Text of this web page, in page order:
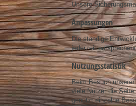
Unsere
Anpassungen
Die ständige
jederzeit
Nutzungsstatistik
Beim Besuch
viele Nutzer die Seite
genutzt einzelne